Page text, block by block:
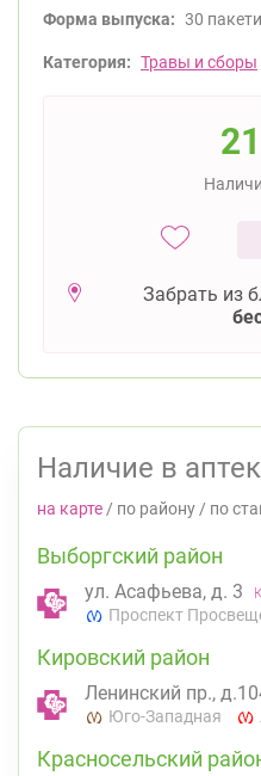
Форма выпуска: 30
Категория: Травы и сборы
Забрать из
Наличие в
на карте / по району / по
Выборгский район
ул. Асафьева, д. 3
Проспект
Кировский район
Ленинский пр.,
Юго-Западная
Красносельский